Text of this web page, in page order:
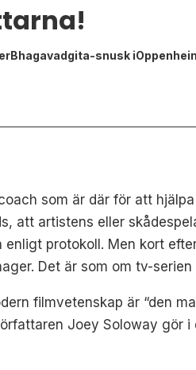
snusk
som är där för att
att artistens eller
protokoll. Men kort
Det är som om tv-
filmvetenskap är “den
Joey Soloway gör